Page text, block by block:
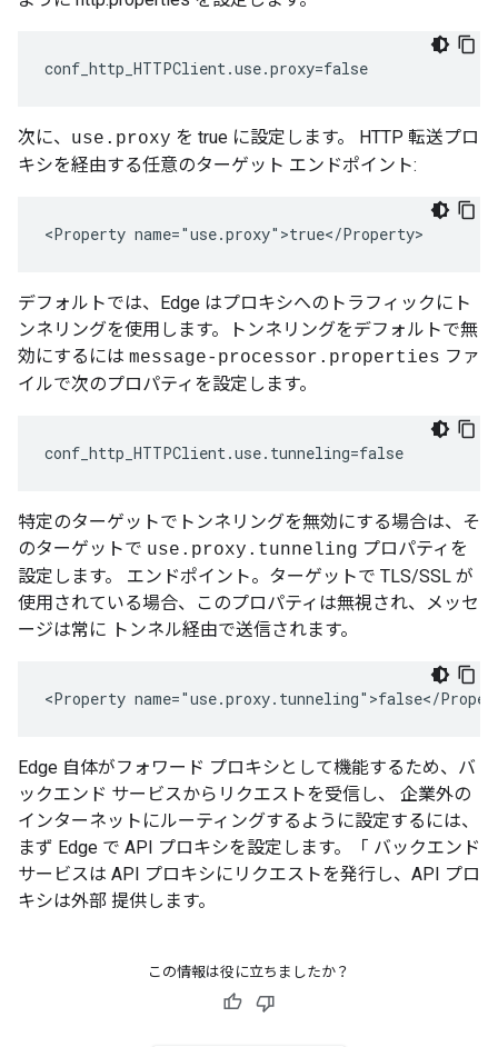
conf_http_HTTPClient.use.proxy=false
次に、 use.proxy を true に設定します。 HTTP 転送プロ
キシを経由する任意のターゲット エンドポイント:
<Property name="use.proxy">true</Property>
デフォルトでは、Edge はプロキシへのトラフィックにト
ンネリングを使用します。トンネリングをデフォルトで無
効にするには message-processor.properties ファ
イルで次のプロパティを設定します。
conf_http_HTTPClient.use.tunneling=false
特定のターゲットでトンネリングを無効にする場合は、そ
のターゲットで use.proxy.tunneling プロパティを
設定します。 エンドポイント。ターゲットで TLS/SSL が
使用されている場合、このプロパティは無視され、メッセ
ージは常に トンネル経由で送信されます。
<Property name="use.proxy.tunneling">false</
Edge 自体がフォワード プロキシとして機能するため、バ
ックエンド サービスからリクエストを受信し、 企業外の
インターネットにルーティングするように設定するには、
まず Edge で API プロキシを設定します。「 バックエンド
サービスは API プロキシにリクエストを発行し、API プロ
キシは外部 提供します。
この情報は役に立ちましたか？